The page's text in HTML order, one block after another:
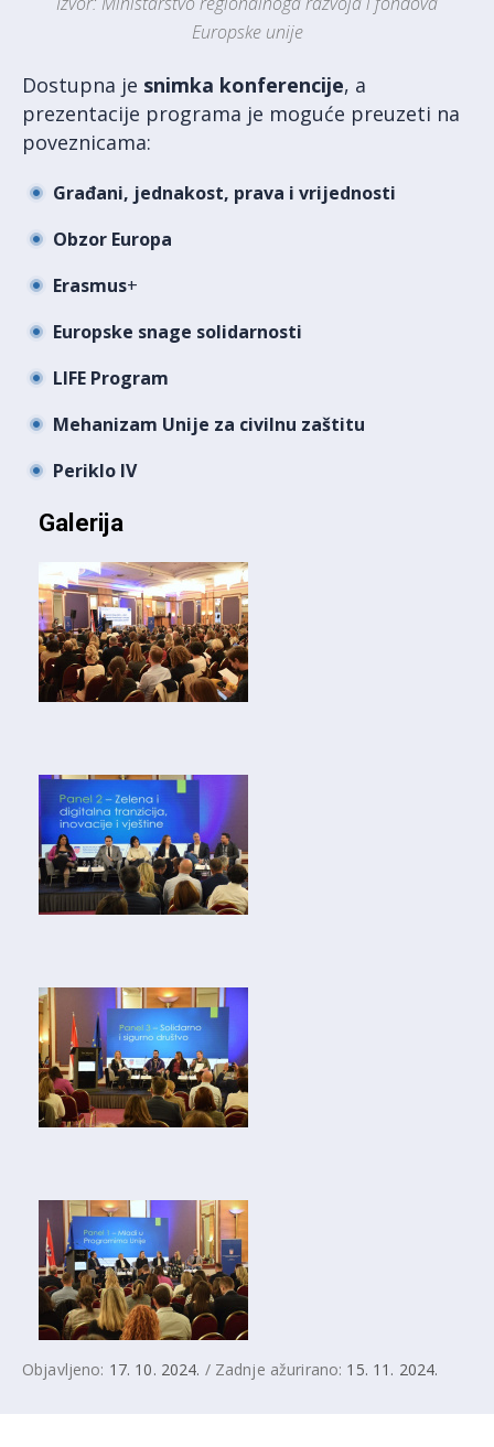
Europske unije
Dostupna je snimka konferencije, a
prezentacije programa je moguće preuzeti na
poveznicama:
Građani, jednakost, prava i vrijednosti
Obzor Europa
Erasmus+
Europske snage solidarnosti
LIFE Program
Mehanizam Unije za civilnu zaštitu
Periklo IV
Galerija
Objavljeno: 17. 10. 2024. / Zadnje ažurirano: 15. 11. 2024.